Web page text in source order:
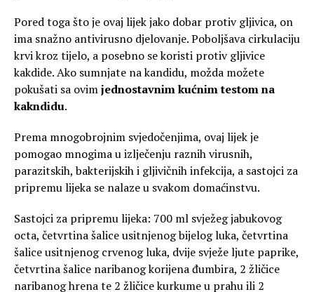
Pored toga što je ovaj lijek jako dobar protiv gljivica, on
ima snažno antivirusno djelovanje. Poboljšava cirkulaciju
krvi kroz tijelo, a posebno se koristi protiv gljivice
kakdide. Ako sumnjate na kandidu, možda možete
pokušati sa ovimjednostavnim kućnim testom na
kakndidu.
Prema mnogobrojnim svjedočenjima, ovaj lijek je
pomogao mnogima u izlječenju raznih virusnih,
parazitskih, bakterijskih i gljivičnih infekcija, a sastojci za
pripremu lijeka se nalaze u svakom domaćinstvu.
Sastojci za pripremu lijeka: 700 ml svježeg jabukovog
octa, četvrtina šalice usitnjenog bijelog luka, četvrtina
šalice usitnjenog crvenog luka, dvije svježe ljute paprike,
četvrtina šalice naribanog korijena đumbira, 2 žličice
naribanog hrena te 2 žličice kurkume u prahu ili 2